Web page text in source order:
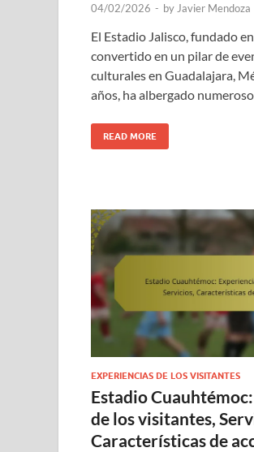
04/02/2026 - by Javier Mendoza
El Estadio Jalisco, fundado
convertido en un pilar de
culturales en Guadalajara,
años, ha albergado
READ MORE
EXPERIENCIAS DE LOS VISITANTES
Estadio
de los visitantes,
Características de